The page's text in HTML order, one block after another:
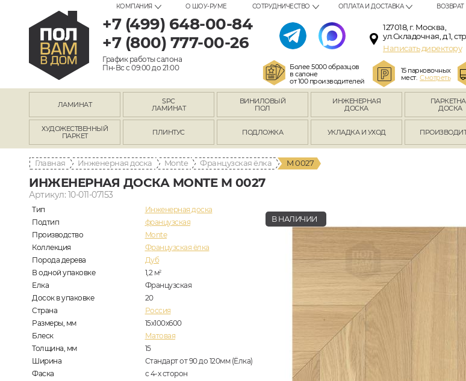
КОМПАНИЯ О ШОУ-РУМЕ СОТРУДНИЧЕСТВО ОПЛАТА И ДОСТАВКА ВОЗВРАТ
+7 (499) 648-00-84
+7 (800) 777-00-26
График работы салона
Пн-Вс с 09:00 до 21:00
127018, г. Москва,
ул.Складочная, д.1,
Написать директору
Более 5000 образцов
в салоне
от 100 производителей
15 парковочных
мест.Смотреть
ЛАМИНАТ
SPC
ЛАМИНАТ
ВИНИЛОВЫЙ
ПОЛ
ИНЖЕНЕРНАЯ
ДОСКА
ДОСКА
ХУДОЖЕСТВЕННЫЙ
ПАРКЕТ
ПЛИНТУС ПОДЛОЖКА УКЛАДКА И УХОД
Главная Инженерная доска Monte Французская ёлка M 0027
ИНЖЕНЕРНАЯ ДОСКА MONTE M 0027
Артикул: 10-011-07153
Тип
Инженерная доска
Подтип
французская
Производство
Monte
Коллекция
Французская ёлка
Порода дерева
Дуб
В одной упаковке
1,2 м2
Елка
Французская
Досок в упаковке
20
Страна
Россия
Размеры, мм
15х100х600
Блеск
Матовая
Толщина, мм
15
Ширина
Стандарт от 90 до 120мм (Ёлка)
Фаска
с 4-х сторон
В НАЛИЧИИ